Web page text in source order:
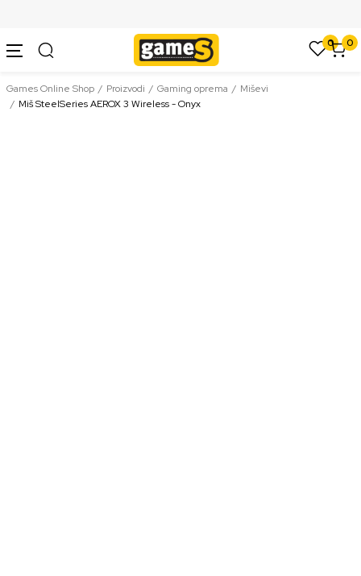
0 0
Games Online Shop Proizvodi Gaming oprema
Miševi
Miš SteelSeries AEROX 3 Wireless - Onyx